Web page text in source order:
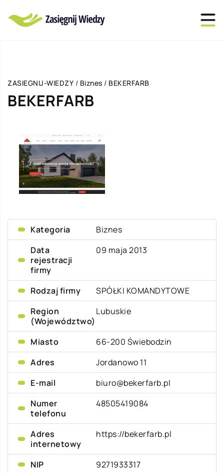
ZASIEGNIJ-WIEDZY / Biznes / BEKERFARB
BEKERFARB
Kategoria
Biznes
Data
rejestracji
firmy
09 maja 2013
Rodzaj firmy
SPÓŁKI KOMANDYTOWE
Region
(Województwo)
Lubuskie
Miasto
66-200 Świebodzin
Adres
Jordanowo 11
E-mail
biuro@bekerfarb.pl
Numer
telefonu
48505419084
Adres
internetowy
https://bekerfarb.pl
NIP
9271933317